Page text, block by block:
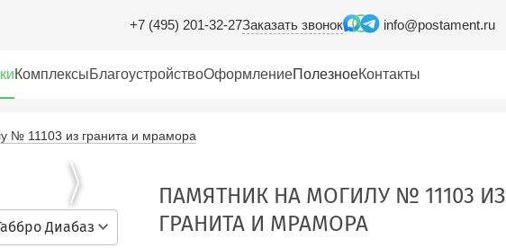
+7 (495) 201-32-27Заказать звонок info@postament.ru
КомплексыБлагоустройствоОформлениеПолезноеКонтакты
№ 11103 из гранита и мрамора
Диабаз
ПАМЯТНИК НА МОГИЛУ № 11103 ИЗ
ГРАНИТА И МРАМОРА